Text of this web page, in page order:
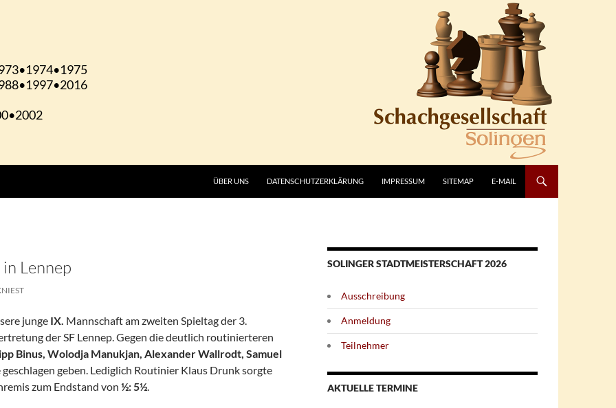
ÜBER UNS DATENSCHUTZERKLÄRUNG IMPRESSUM SITEMAP E-MAIL
Lennep
junge IX. Mannschaft am zweiten Spieltag der 3.
der SF Lennep. Gegen die deutlich routinierteren
Binus, Wolodja Manukjan, Alexander Wallrodt, Samuel
geschlagen geben. Lediglich Routinier Klaus Drunk sorgte
zum Endstand von ½: 5½.
SOLINGER STADTMEISTERSCHAFT 2026
Ausschreibung
Anmeldung
Teilnehmer
AKTUELLE TERMINE